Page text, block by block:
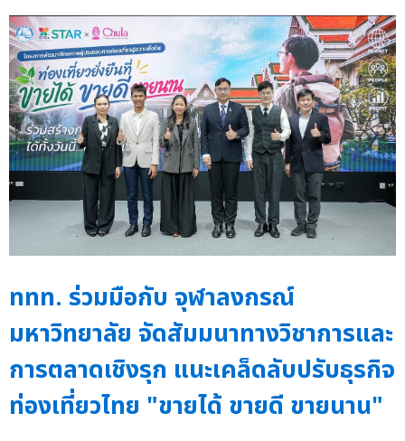
ททท. ร่วมมือกับ จุฬาลงกรณ์
มหาวิทยาลัย จัดสัมมนาทางวิชาการและ
การตลาดเชิงรุก แนะเคล็ดลับปรับธุรกิจ
ท่องเที่ยวไทย "ขายได้ ขายดี ขายนาน"